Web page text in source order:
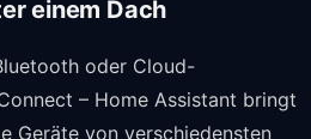
einem Dach
oder Cloud-
– Home Assistant bringt
Geräte von verschiedensten